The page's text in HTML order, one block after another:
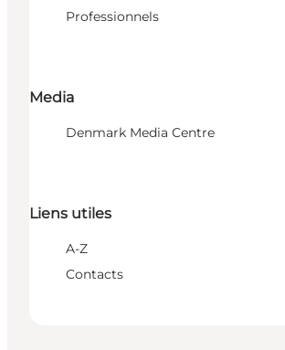
Professionnels
Media
Denmark Media Centre
Liens utiles
A-Z
Contacts